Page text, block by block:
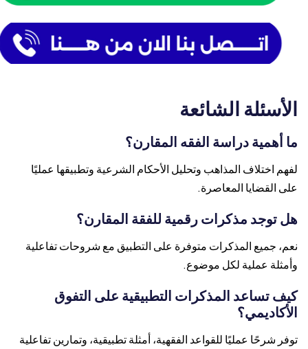
الأسئلة الشائعة
ما أهمية دراسة الفقه المقارن؟
لفهم اختلاف المذاهب وتحليل الأحكام الشرعية وتطبيقها عمليًا
على القضايا المعاصرة.
هل توجد مذكرات رقمية للفقة المقارن؟
نعم، جميع المذكرات متوفرة على التطبيق مع شروحات تفاعلية
وأمثلة عملية لكل موضوع.
كيف تساعد المذكرات التطبيقية على التفوق
الأكاديمي؟
توفر شرحًا عمليًا للقواعد الفقهية، أمثلة تطبيقية، وتمارين تفاعلية